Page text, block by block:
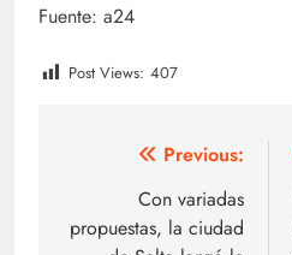
Fuente: a24
Post Views: 407
Navegación
Previous:
Con variadas
propuestas, la ciudad